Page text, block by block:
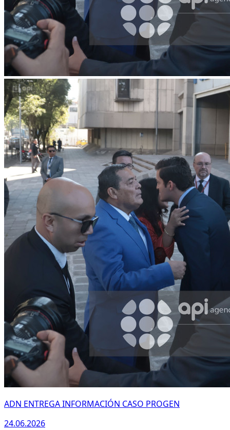
ADN ENTREGA INFORMACIÓN CASO PROGEN
24.06.2026